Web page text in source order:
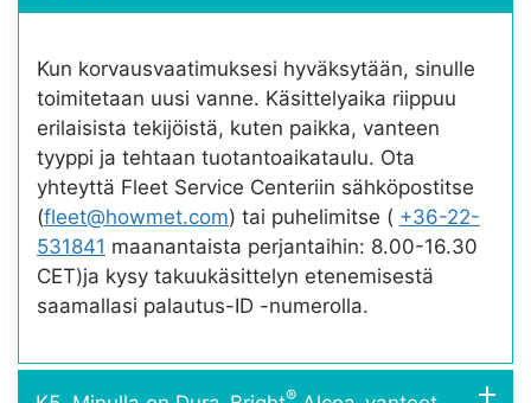
Kun korvausvaatimuksesi hyväksytään, sinulle
toimitetaan uusi vanne. Käsittelyaika riippuu
erilaisista tekijöistä, kuten paikka, vanteen
tyyppi ja tehtaan tuotantoaikataulu. Ota
yhteyttä Fleet Service Centeriin sähköpostitse
(fleet@howmet.com) tai puhelimitse ( +36-22-
531841 maanantaista perjantaihin: 8.00-16.30
CET)ja kysy takuukäsittelyn etenemisestä
saamallasi palautus-ID -numerolla.
®